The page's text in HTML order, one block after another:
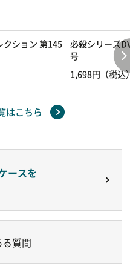
クション 第145
必殺シリーズ
号
1,698円（税込
はこちら
ースを
質問